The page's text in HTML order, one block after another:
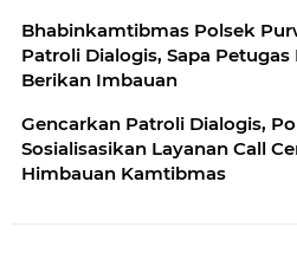
Bhabinkamtibmas Polsek
Patroli Dialogis, Sapa
Berikan Imbauan
Gencarkan Patroli Dialogis,
Sosialisasikan Layanan Call
Himbauan Kamtibmas